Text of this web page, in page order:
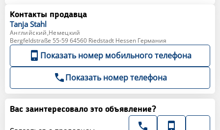
Контакты продавца
Tanja Stahl
Английский,Немецкий
Bergfeldstraße 55-59 64560 Riedstadt Hessen Германия
Показать номер мобильного телефона
Показать номер телефона
Вас заинтересовало это объявление?